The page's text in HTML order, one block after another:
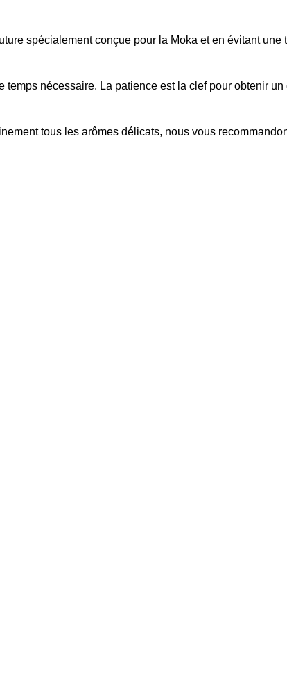
spécialement conçue pour la Moka et en évitant une
nécessaire. La patience est la clef pour obtenir
tous les arômes délicats, nous vous